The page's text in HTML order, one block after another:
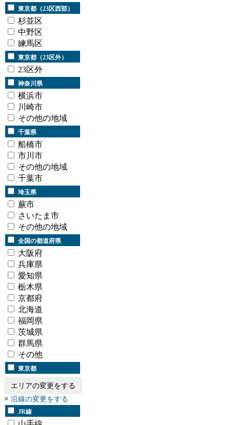
東京都（23区西部）
杉並区
中野区
練馬区
東京都（23区外）
23区外
神奈川県
横浜市
川崎市
その他の地域
千葉県
船橋市
市川市
その他の地域
千葉市
埼玉県
蕨市
さいたま市
その他の地域
全国の都道府県
大阪府
兵庫県
愛知県
栃木県
京都府
北海道
福岡県
茨城県
群馬県
その他
東京都
エリアの変更をする
× 沿線の変更をする
JR線